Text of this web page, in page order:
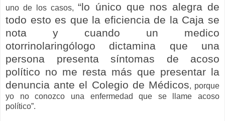
uno de los casos,“lo único que nos alegra de
todo esto es que la eficiencia de la Caja se
nota y cuando un medico
otorrinolaringólogo dictamina que una
persona presenta síntomas de acoso
político no me resta más que presentar la
denuncia ante el Colegio de Médicos, porque
yo no conozco una enfermedad que se llame acoso
político”.